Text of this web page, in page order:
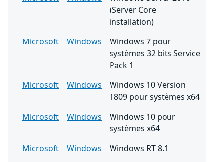
(Server Core
installation)
Microsoft
Windows
Windows 7 pour
systèmes 32 bits Service
Pack 1
Microsoft
Windows
Windows 10 Version
1809 pour systèmes x64
Microsoft
Windows
Windows 10 pour
systèmes x64
Microsoft
Windows
Windows RT 8.1